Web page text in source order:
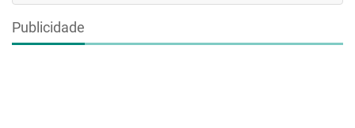
Publicidade